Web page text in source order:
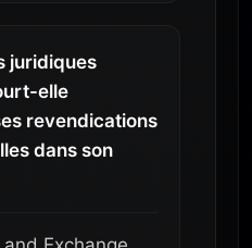
juridiques
elle
revendications
dans son